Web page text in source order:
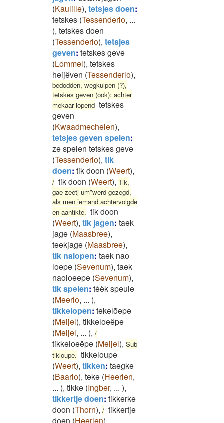
(Kaulille), tetsjes doen:
tetskes (Tessenderlo, ...
), tetskes doen
(Tessenderlo), tetsjes
geven: tetskes geve
(Lommel), tetskes
heijëven (Tessenderlo),
bedodden, wegkuipen (?),
tetskes geven (ook): achter
mekaar lopend tetskes
geven
(Kwaadmechelen),
tetsjes geven spelen:
ze spelen tetskes geve
(Tessenderlo), tik
doen: tik doon (Weert),
/ tik doon (Weert), Tik,
gae zeetj um"werd gezegd,
als men iemand achtervolgde
en aantikte. tik doon
(Weert), tik jagen: taek
jage (Maasbree),
teekjage (Maasbree),
tik nalopen: taek nao
loepe (Sevenum), taek
naoloeepe (Sevenum),
tik spelen: tèèk speule
(Meerlo, ... ),
tikkelopen: tekəlōəpə
(Meijel), tikkeloeëpe
(Meijel, ... ), /
tikkeloeëpe (Meijel), Sub
tikloupe. tikkeloupe
(Weert), tikken: taegke
(Baarlo), tekə (Heerlen,
... ), tikke (Ingber, ... ),
tikkertje doen: tikkerke
doon (Thorn), / tikkertje
doen (Heerlen),